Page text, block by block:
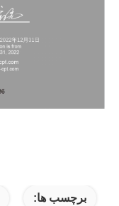
برچسب ها: